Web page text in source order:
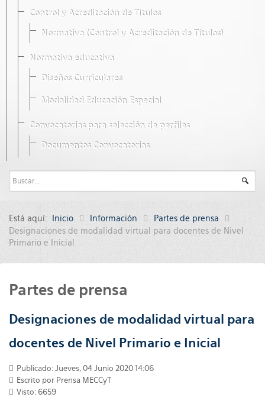
Control y Acreditación de Títulos
Normativa (Control y Acreditación de Títulos)
Normativa educativa
Diseños Curriculares
Modalidad Educación Especial
Convocatorias para selección de perfiles
Documentos Convocatorias
Está aquí: Inicio Información
Partes de prensa
Designaciones de modalidad virtual para docentes de Nivel
Primario e Inicial
Partes de prensa
Designaciones de modalidad virtual para
docentes de Nivel Primario e Inicial
Publicado: Jueves, 04 Junio 2020 14:06
Escrito por Prensa MECCyT
Visto: 6659